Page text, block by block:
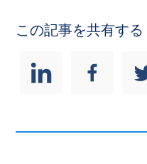
この記事を共有する